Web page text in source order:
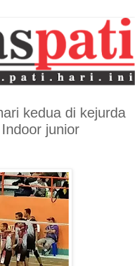
kedua di kejurda
junior